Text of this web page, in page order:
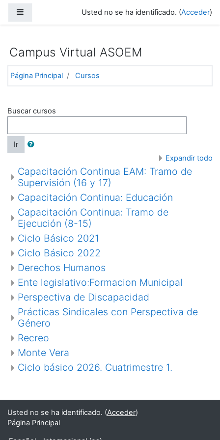
Salta al contenido principalUsted no se ha identificado. (Acceder)
Campus Virtual ASOEM
Página Principal Cursos
Buscar cursos
Ir
Expandir todo
Capacitación Continua EAM: Tramo de
Supervisión (16 y 17)
Capacitación Continua: Educación
Capacitación Continua: Tramo de
Ejecución (8-15)
Ciclo Básico 2021
Ciclo Básico 2022
Derechos Humanos
Ente legislativo:Formacion Municipal
Perspectiva de Discapacidad
Prácticas Sindicales con Perspectiva de
Género
Recreo
Monte Vera
Ciclo básico 2026. Cuatrimestre 1.
Usted no se ha identificado. (Acceder)
Página Principal